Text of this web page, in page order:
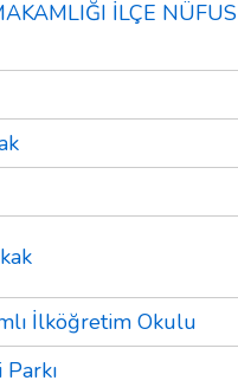
İLÇE NÜFUS
İlköğretim Okulu